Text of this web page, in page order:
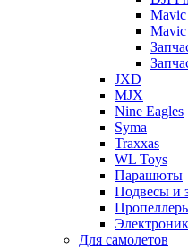
Mavic
JXD
MJX
Nine Eagles
Syma
Traxxas
WL Toys
Парашюты
Подвесы и
Для самолетов